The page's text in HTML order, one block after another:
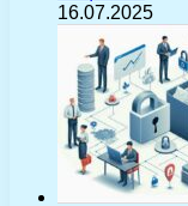
16.07.2025